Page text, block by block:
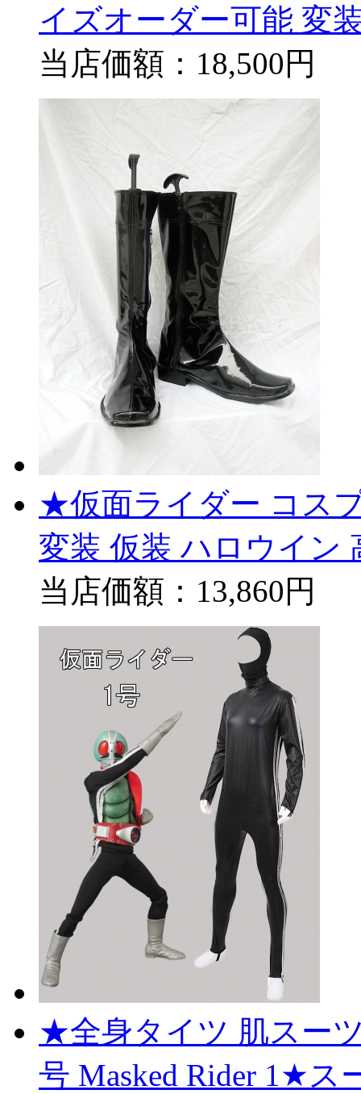
イズオーダー可能 変
当店価額： 18,500円
★仮面ライダー コス
変装 仮装 ハロウイン
当店価額： 13,860円
★全身タイツ 肌スー
号 Masked Rider 1★ス